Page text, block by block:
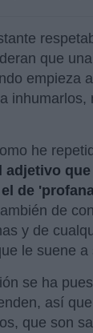
que
empieza
inhumarlos,
he
adjetivo
de
de
y de
le suene a
se ha
así
que son